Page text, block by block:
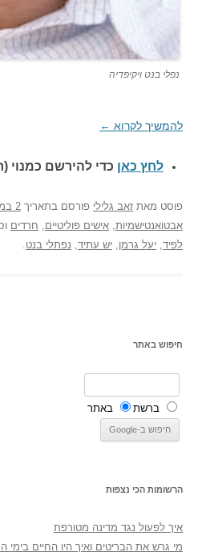
נפלי בנט ויקיפדיה
להמשיך לקרוא ←
לחץ כאן כדי להירשם כמנוי
פוסט מאת זאב גלילי פורסם בתאריך 2 במרץ 2013
אבטואנטישמיות, אישים פוליטיים, חרדים
לפיד, יעל גרמן, יש עתיד, נפתלי בנט.
חיפוש באתר
ברשת באתר
הרשומות הכי נצפות
איך לפעול נגד מדינה מטורפת
מי גרש את הבריטים ואיך היו החיים בימי